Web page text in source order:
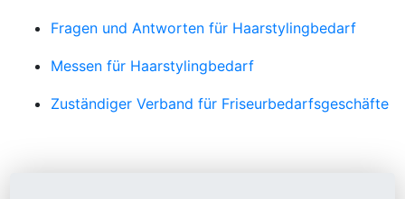
Fragen und Antworten für Haarstylingbedarf
Messen für Haarstylingbedarf
Zuständiger Verband für Friseurbedarfsgeschäfte